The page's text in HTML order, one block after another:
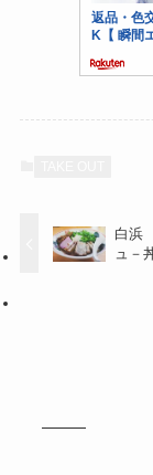
白浜
ュ－